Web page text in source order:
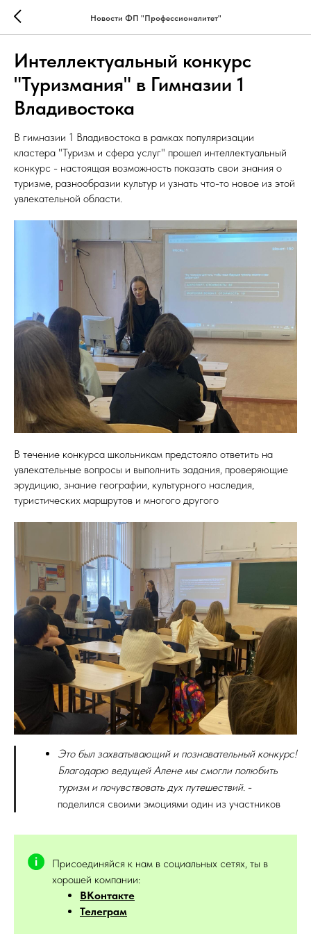
Новости ФП "Профессионалитет"
Интеллектуальный конкурс
"Туризмания" в Гимназии 1
Владивостока
В гимназии 1 Владивостока в рамках популяризации
кластера "Туризм и сфера услуг" прошел интеллектуальный
конкурс - настоящая возможность показать свои знания о
туризме, разнообразии культур и узнать что-то новое из этой
увлекательной области.
В течение конкурса школьникам предстояло ответить на
увлекательные вопросы и выполнить задания, проверяющие
эрудицию, знание географии, культурного наследия,
туристических маршрутов и многого другого
Это был захватывающий и познавательный конкурс!
Благодарю ведущей Алене мы смогли полюбить
туризм и почувствовать дух путешествий. -
поделился своими эмоциями один из участников
Присоединяйся к нам в социальных сетях, ты в
хорошей компании:
ВКонтакте
Телеграм